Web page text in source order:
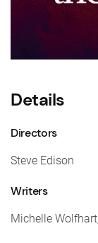
Details
Directors
Steve Edison
Writers
Michelle